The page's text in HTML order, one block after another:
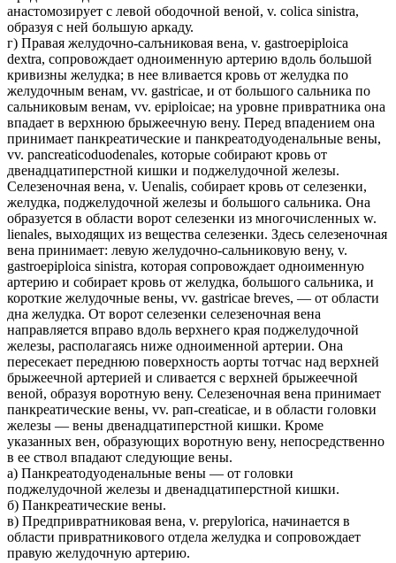
анастомозирует с левой ободочной веной, v. colica sinistra,
образуя с ней большую аркаду.
г) Правая желудочно-салъниковая вена, v. gastroepiploica
dextra, сопровождает одноименную артерию вдоль большой
кривизны желудка; в нее вливается кровь от желудка по
желудочным венам, vv. gastricae, и от большого сальника по
сальниковым венам, vv. epiploicae; на уровне привратника она
впадает в верхнюю брыжеечную вену. Перед впадением она
принимает панкреатические и панкреатодуоденальные вены,
vv. pancreaticoduodenales, которые собирают кровь от
двенадцатиперстной кишки и поджелудочной железы.
Селезеночная вена, v. Uenalis, собирает кровь от селезенки,
желудка, поджелудочной железы и большого сальника. Она
образуется в области ворот селезенки из многочисленных w.
lienales, выходящих из вещества селезенки. Здесь селезеночная
вена принимает: левую желудочно-сальниковую вену, v.
gastroepiploica sinistra, которая сопровождает одноименную
артерию и собирает кровь от желудка, большого сальника, и
короткие желудочные вены, vv. gastricae breves, — от области
дна желудка. От ворот селезенки селезеночная вена
направляется вправо вдоль верхнего края поджелудочной
железы, располагаясь ниже одноименной артерии. Она
пересекает переднюю поверхность аорты тотчас над верхней
брыжеечной артерией и сливается с верхней брыжеечной
веной, образуя воротную вену. Селезеночная вена принимает
панкреатические вены, vv. рап-creaticae, и в области головки
железы — вены двенадцатиперстной кишки. Кроме
указанных вен, образующих воротную вену, непосредственно
в ее ствол впадают следующие вены.
а) Панкреатодуоденальные вены — от головки
поджелудочной железы и двенадцатиперстной кишки.
б) Панкреатические вены.
в) Предпривратниковая вена, v. prepylorica, начинается в
области привратникового отдела желудка и сопровождает
правую желудочную артерию.